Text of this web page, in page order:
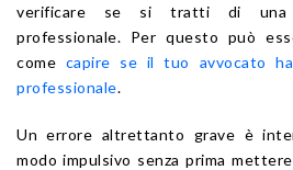
verificare se si tratti di una
professionale. Per questo può
come capire se il tuo avvocato
professionale.
Un errore altrettanto grave è
modo impulsivo senza prima